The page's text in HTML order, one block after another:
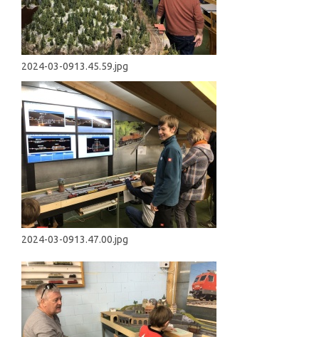
2024-03-0913.45.59.jpg
2024-03-0913.47.00.jpg